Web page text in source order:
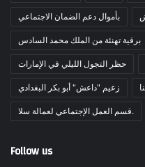
بأموال دعم الضمان الاجتماعي
برقية تهنئة من الملك محمد السادس
حظر التجول الليلي في الإمارات
زعيم "داعش" أبو بكر البغدادي
قسم العمل الإجتماعي لعمالة سلا.
Follow us